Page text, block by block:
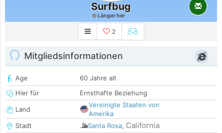
Surfbug
Länger her
2
Mitgliedsinformationen
Age
60 Jahre alt
Hier für
Ernsthafte Beziehung
Land
Vereinigte Staaten von
Amerika
Stadt
Santa Rosa, California